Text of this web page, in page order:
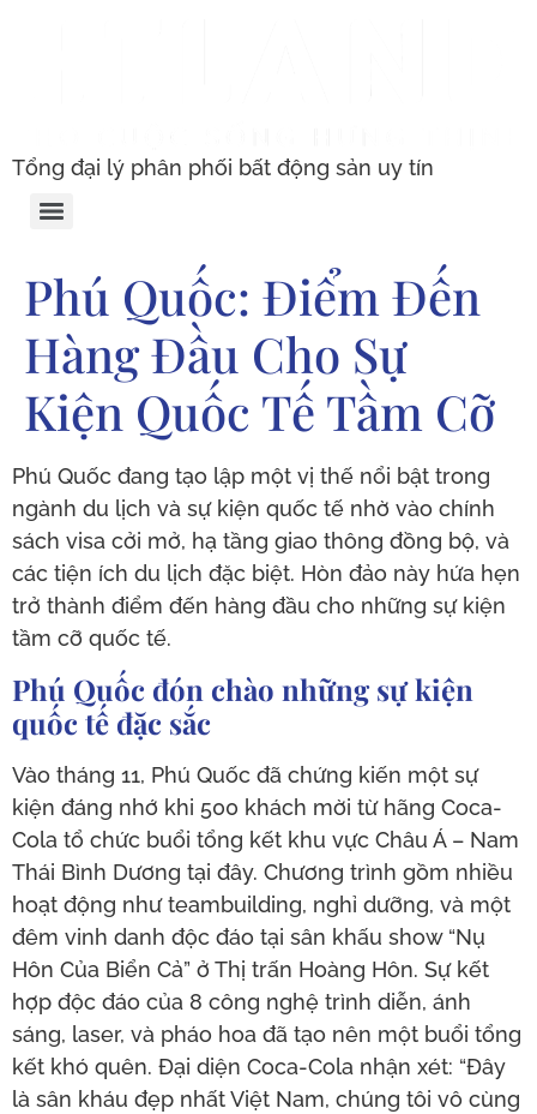
Tổng đại lý phân phối bất động sản uy tín
Phú Quốc: Điểm Đến
Hàng Đầu Cho Sự
Kiện Quốc Tế Tầm Cỡ
Phú Quốc đang tạo lập một vị thế nổi bật trong
ngành du lịch và sự kiện quốc tế nhờ vào chính
sách visa cởi mở, hạ tầng giao thông đồng bộ, và
các tiện ích du lịch đặc biệt. Hòn đảo này hứa hẹn
trở thành điểm đến hàng đầu cho những sự kiện
tầm cỡ quốc tế.
Phú Quốc đón chào những sự kiện
quốc tế đặc sắc
Vào tháng 11, Phú Quốc đã chứng kiến một sự
kiện đáng nhớ khi 500 khách mời từ hãng Coca-
Cola tổ chức buổi tổng kết khu vực Châu Á – Nam
Thái Bình Dương tại đây. Chương trình gồm nhiều
hoạt động như teambuilding, nghỉ dưỡng, và một
đêm vinh danh độc đáo tại sân khấu show “Nụ
Hôn Của Biển Cả” ở Thị trấn Hoàng Hôn. Sự kết
hợp độc đáo của 8 công nghệ trình diễn, ánh
sáng, laser, và pháo hoa đã tạo nên một buổi tổng
kết khó quên. Đại diện Coca-Cola nhận xét: “Đây
là sân kháu đẹp nhất Việt Nam, chúng tôi vô cùng